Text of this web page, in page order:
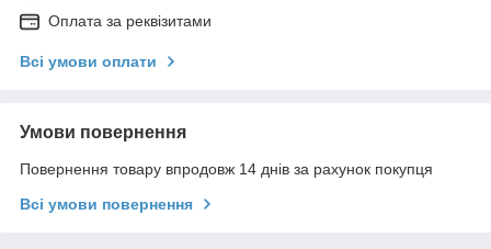
Оплата за реквізитами
Всі умови оплати
Умови повернення
Повернення товару впродовж 14 днів за рахунок покупця
Всі умови повернення